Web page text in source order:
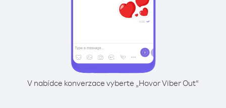
V nabídce konverzace vyberte „Hovor Viber Out“